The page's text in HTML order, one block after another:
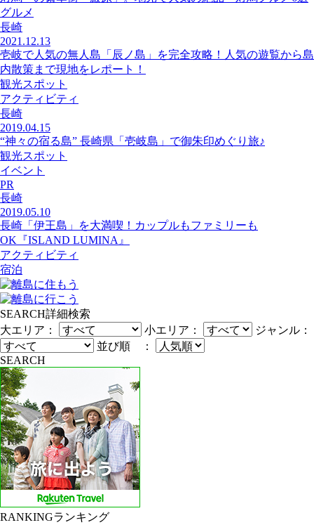
グルメ
長崎
2021.12.13
壱岐で人気の無人島「辰ノ島」を完全攻略！人気の遊覧から島
内散策まで現地をレポート！
観光スポット
アクティビティ
長崎
2019.04.15
“神々の宿る島” 長崎県「壱岐島」で御朱印めぐり旅♪
観光スポット
イベント
PR
長崎
2019.05.10
長崎「伊王島」を大満喫！カップルもファミリーも
OK『ISLAND LUMINA』
アクティビティ
宿泊
SEARCH詳細検索
大エリア：
小エリア：
ジャンル：
並び順 ：
SEARCH
RANKINGランキング